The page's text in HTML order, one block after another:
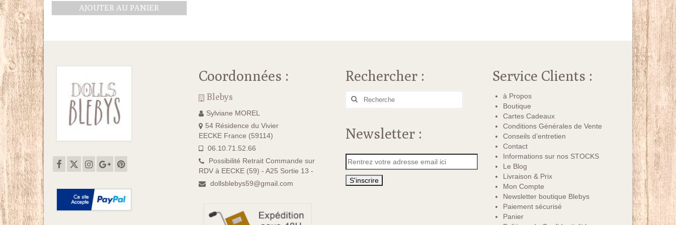
AJOUTER AU PANIER
Coordonnées :
Blebys
Sylviane MOREL
54 Résidence du Vivier
EECKE France (59114)
06.10.71.52.66
Possibilité Retrait Commande sur
RDV à EECKE (59) - A25 Sortie 13 -
dollsblebys59@gmail.com
Rechercher :
Rechercher
Newsletter :
Service Clients :
à Propos
Boutique
Cartes Cadeaux
Conditions Générales de Vente
Conseils d’entretien
Contact
Informations sur nos STOCKS
Le Blog
Livraison & Prix
Mon Compte
Newsletter boutique Blebys
Paiement sécurisé
Panier